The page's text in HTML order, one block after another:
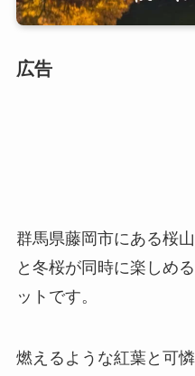
広告
群馬県藤岡市にある桜
と冬桜が同時に楽しめ
ットです。
燃えるような紅葉と可